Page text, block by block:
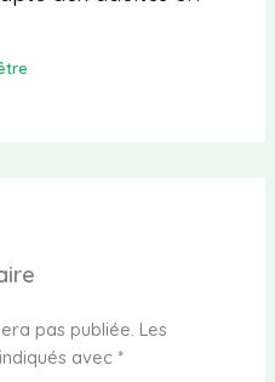
pas publiée. Les
avec *